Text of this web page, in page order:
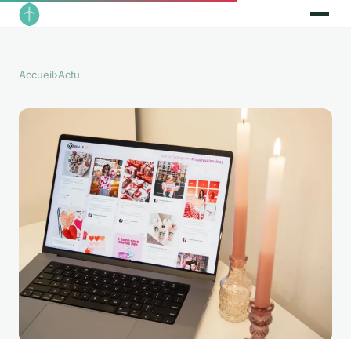
Accueil›Actu